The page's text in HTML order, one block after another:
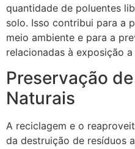
quantidade de poluentes
solo. Isso contribui para a
meio ambiente e para a
relacionadas à exposição
Preservação
Naturais
A reciclagem e o
da destruição de resíduos